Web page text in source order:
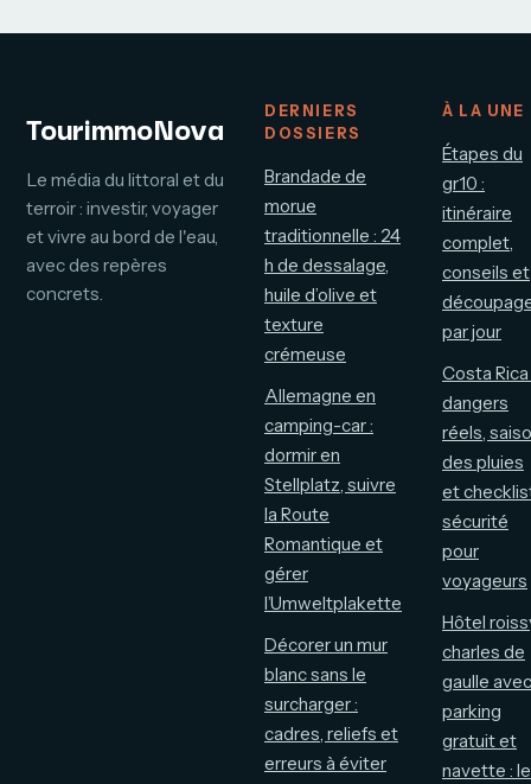
TourimmoNova
Le média du littoral et du
terroir : investir, voyager
et vivre au bord de l'eau,
avec des repères
concrets.
DERNIERS
DOSSIERS
Brandade de
morue
traditionnelle : 24
h de dessalage,
huile d’olive et
texture
crémeuse
Allemagne en
camping-car :
dormir en
Stellplatz, suivre
la Route
Romantique et
gérer
l’Umweltplakette
Décorer un mur
blanc sans le
surcharger :
cadres, reliefs et
erreurs à éviter
À LA UNE
Étapes du
gr10 :
itinéraire
complet,
conseils et
par jour
Costa Rica
dangers
réels,
des pluies
et
sécurité
pour
voyageurs
Hôtel
charles de
gaulle avec
parking
gratuit et
navette : le